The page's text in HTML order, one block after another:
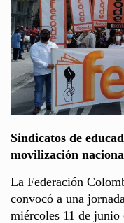
Sindicatos de
movilización
La Federación
convocó a una
miércoles 11 de junio